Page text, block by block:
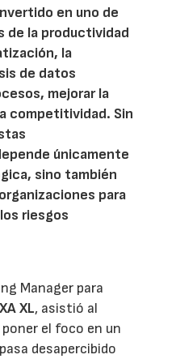
en uno de
de la productividad
la
de datos
mejorar la
competitividad. Sin
únicamente
sino también
para
riesgos
Manager para
XL, asistió al
poner el foco en un
desapercibido